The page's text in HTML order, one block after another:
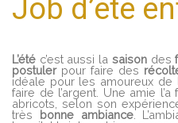
Job d’été
L’été c’est aussi la saisondes
postulerpour faire des
idéale pour les amoureux de
faire de l’argent. Une amie
abricots, selon son
très bonne ambiance.